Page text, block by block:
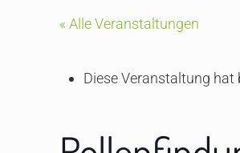
« Alle Veranstaltungen
Diese Veranstaltung